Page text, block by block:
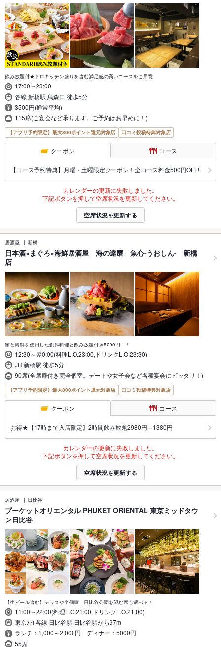
飲み放題付★トロキッチン盛りを含む満足感の高いコースをご用意
17:00～23:00
各線 新橋駅 烏森口 徒歩5分
3500円(通常平均)
115席(ご宴会など承ります。ご予約はお早めに！)
【アプリ予約限定】最大800ポイント還元対象店 口コミ投稿特典対象店
クーポン コース
【コース予約特典】月曜・土曜限定クーポン！全コース料金500円OFF!
カレンダーの更新に失敗しました。
下記ボタンを押して空席状況を更新してください。
空席状況を更新する
居酒屋 新橋
日本酒×まぐろ×海鮮居酒屋 海の達磨 魚心-うおしん- 新橋
店
鮪と海鮮を使用した創作料理と飲み放題付き5000円～！
12:30～翌0:00(料理L.O.23:00,ドリンクL.O.23:30)
JR 新橋駅 徒歩5分
90席(全席扉付き完全個室。デートや女子会など各種宴会にピッタリ！)
【アプリ予約限定】最大800ポイント還元対象店 口コミ投稿特典対象店
クーポン コース
お得★【17時まで入店限定】2時間飲み放題2980円⇒1380円
カレンダーの更新に失敗しました。
下記ボタンを押して空席状況を更新してください。
空席状況を更新する
居酒屋 日比谷
プーケットオリエンタル PHUKET ORIENTAL 東京ミッドタウ
ン日比谷
【生ビール含む】テラスや半個室、日比谷公園を望む席も選べる！
11:00～22:00(料理L.O.21:00,ドリンクL.O.21:00)
東京ﾒﾄﾛ各線 日比谷駅 日比谷駅から97m
ランチ：1,000～2,000円 ディナー：5000円
55席